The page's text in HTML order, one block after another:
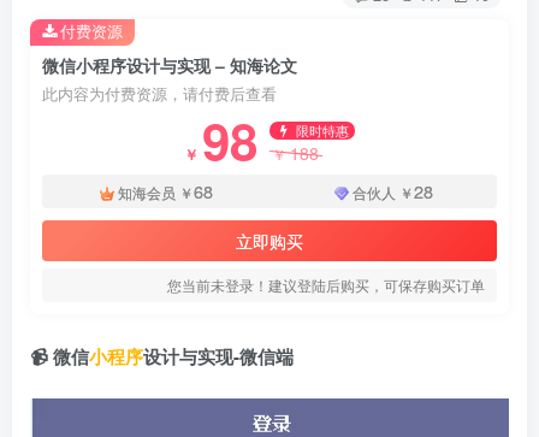
微信小程序设计与实现 – 知海论文
此内容为付费资源，请付费后查看
￥ 98 限时特惠
￥188
知海会员 ￥68 合伙人 ￥28
立即购买
您当前未登录！建议登陆后购买，可保存购买订单
付费资源
📹 微信小程序设计与实现-微信端